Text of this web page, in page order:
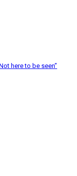
here to be seen”